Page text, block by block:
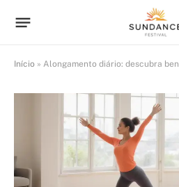
Início » Alongamento diário: descubra benefícios e